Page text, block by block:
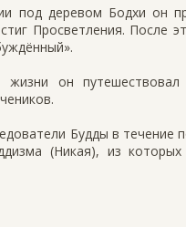
под деревом Бодхи он
Просветления. После
жизни он
Будды в
(Никая), из